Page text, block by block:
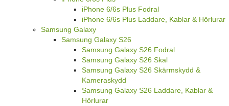
iPhone 6/6s Plus Fodral
iPhone 6/6s Plus Laddare, Kablar & Hörlurar
Samsung Galaxy
Samsung Galaxy S26
Samsung Galaxy S26 Fodral
Samsung Galaxy S26 Skal
Samsung Galaxy S26 Skärmskydd &
Kameraskydd
Samsung Galaxy S26 Laddare, Kablar &
Hörlurar